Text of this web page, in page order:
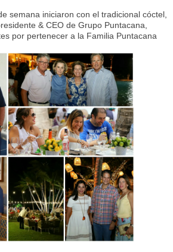
semana iniciaron con el tradicional cóctel,
& CEO de Grupo Puntacana,
por pertenecer a la Familia Puntacana